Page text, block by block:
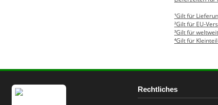
¹Gilt für
²Gilt für EU-
³Gilt für
⁴Gilt für
Rechtliches